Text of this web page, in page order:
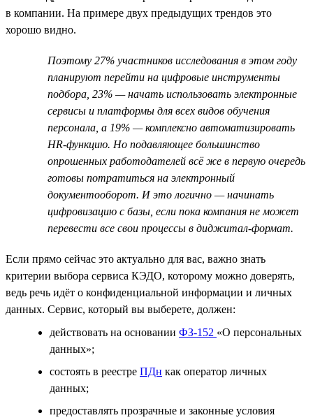
в компании. На примере двух предыдущих трендов это
хорошо видно.
Поэтому 27% участников исследования в этом году
планируют перейти на цифровые инструменты
подбора, 23% — начать использовать электронные
сервисы и платформы для всех видов обучения
персонала, а 19% — комплексно автоматизировать
HR-функцию. Но подавляющее большинство
опрошенных работодателей всё же в первую очередь
готовы потратиться на электронный
документооборот. И это логично — начинать
цифровизацию с базы, если пока компания не может
перевести все свои процессы в диджитал-формат.
Если прямо сейчас это актуально для вас, важно знать
критерии выбора сервиса КЭДО, которому можно доверять,
ведь речь идёт о конфиденциальной информации и личных
данных. Сервис, который вы выберете, должен:
действовать на основании ФЗ-152 «О персональных
данных»;
состоять в реестре ПДн как оператор личных
данных;
предоставлять прозрачные и законные условия